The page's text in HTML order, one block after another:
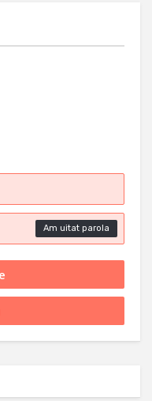
Am uitat parola